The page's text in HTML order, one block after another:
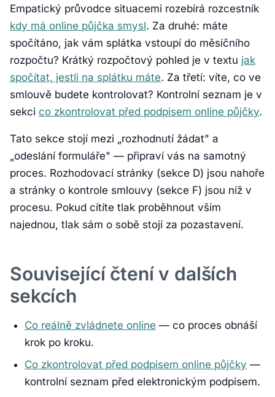
Empatický průvodce situacemi rozebírá rozcestník
kdy má online půjčka smysl. Za druhé: máte
spočítáno, jak vám splátka vstoupí do měsíčního
rozpočtu? Krátký rozpočtový pohled je v textu jak
spočítat, jestli na splátku máte. Za třetí: víte, co ve
smlouvě budete kontrolovat? Kontrolní seznam je v
sekci co zkontrolovat před podpisem online půjčky.
Tato sekce stojí mezi „rozhodnutí žádat" a
„odeslání formuláře" — připraví vás na samotný
proces. Rozhodovací stránky (sekce D) jsou nahoře
a stránky o kontrole smlouvy (sekce F) jsou níž v
procesu. Pokud cítíte tlak proběhnout vším
najednou, tlak sám o sobě stojí za pozastavení.
Související čtení v dalších
sekcích
Co reálně zvládnete online — co proces obnáší
krok po kroku.
Co zkontrolovat před podpisem online půjčky —
kontrolní seznam před elektronickým podpisem.